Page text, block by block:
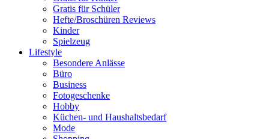
Gratis für Schüler
Hefte/Broschüren Reviews
Kinder
Spielzeug
Lifestyle
Besondere Anlässe
Büro
Business
Fotogeschenke
Hobby
Küchen- und Haushaltsbedarf
Mode